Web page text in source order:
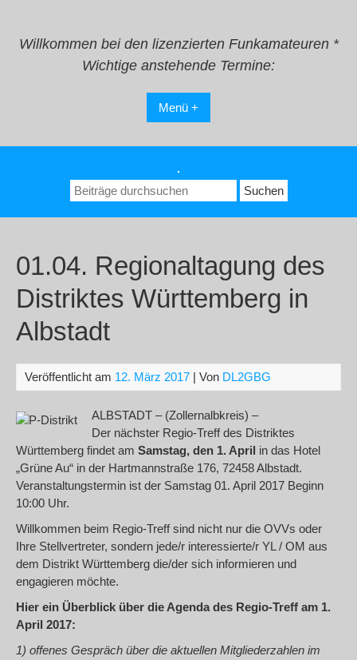
springenWillkommen bei den lizenzierten Funkamateuren *
Wichtige anstehende Termine:
Menü +
.
Suchen
nach:
01.04. Regionaltagung des
Distriktes Württemberg in
Albstadt
Veröffentlicht am 12. März 2017 | Von DL2GBG
ALBSTADT – (Zollernalbkreis) –
Der nächster Regio-Treff des Distriktes
Württemberg findet am Samstag, den 1. April in das Hotel
„Grüne Au“ in der Hartmannstraße 176, 72458 Albstadt.
Veranstaltungstermin ist der Samstag 01. April 2017 Beginn
10:00 Uhr.
Willkommen beim Regio-Treff sind nicht nur die OVVs oder
Ihre Stellvertreter, sondern jede/r interessierte/r YL / OM aus
dem Distrikt Württemberg die/der sich informieren und
engagieren möchte.
Hier ein Überblick über die Agenda des Regio-Treff am 1.
April 2017:
1) offenes Gespräch über die aktuellen Mitgliederzahlen im